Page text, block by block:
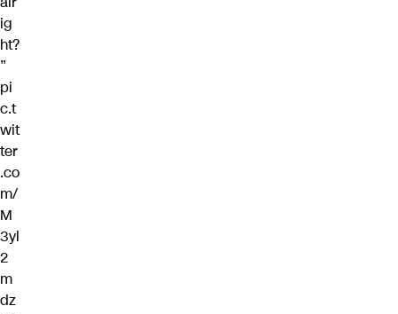
ig
ht?
”
pi
c.t
wit
ter
.co
m/
M
3yl
2
m
dz